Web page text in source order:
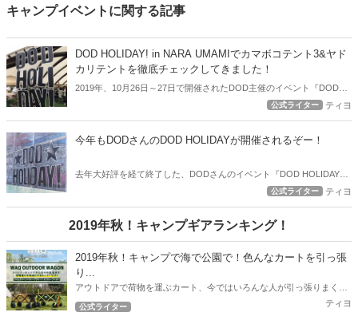
キャンプイベントに関する記事
DOD HOLIDAY! in NARA UMAMIでカマボコテント3&ヤド
カリテントを徹底チェックしてきました！
2019年、10月26日～27日で開催されたDOD主催のイベント『DOD
HOLIDAY!』をアウトドアハック編集部も取材させて頂きました。 現
魅力的なイベントの現地レポートをさせていただきます。
公式ライター ティヨ
今年もDODさんのDOD HOLIDAYが開催されるぞー！
去年大好評を経て終了した、DODさんのイベント『DOD HOLIDAY』
が なんと今年も開催されるぞー！ ということで、早速情報を纏めま
公式ライター ティヨ
2019年秋！キャンプギアランキング！
2019年秋！キャンプで海で公園で！色んなカートを引っ張
り...
アウトドアで荷物を運ぶカート、今ではいろんな人が引っ張りまくっ
てますね。 ファミキャンスタイルの筆者もこれまで、様々なカートを
公式ライター ティヨ